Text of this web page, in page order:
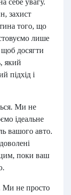
себе увагу.
захист
того, що
лише
щоб досягти
який
підхід і
Ми не
ідеальне
вашого авто.
цим, поки ваш
Ми не просто